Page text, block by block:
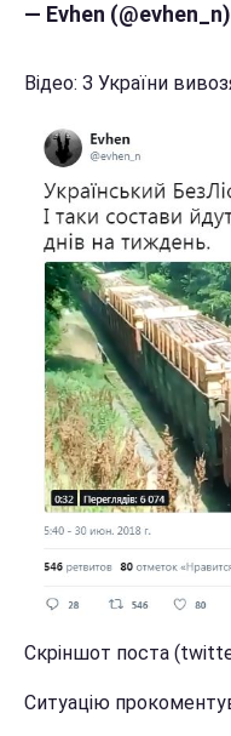
— Evhen (@evhen_n)
Відео: З України
Скріншот поста
Ситуацію